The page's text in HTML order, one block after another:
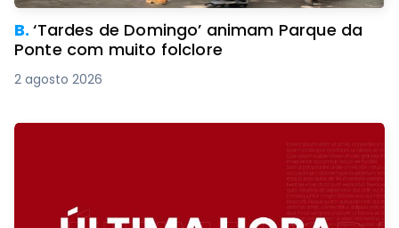
B.‘Tardes de Domingo’ animam Parque da
Ponte com muito folclore
2 agosto 2026